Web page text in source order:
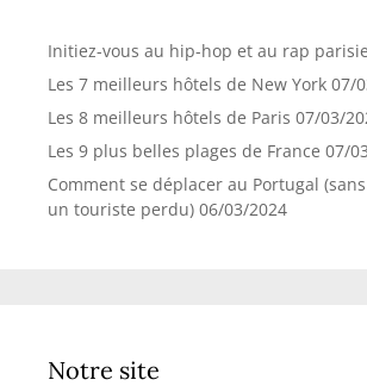
Initiez-vous au hip-hop et au rap
Les 7 meilleurs hôtels de New York 07/
Les 8 meilleurs hôtels de Paris 07/03/
Les 9 plus belles plages de France 07/
Comment se déplacer au Portugal
un touriste perdu) 06/03/2024
Notre site